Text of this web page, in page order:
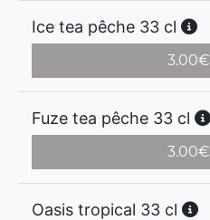
Ice tea pêche 33 cl
3.00€
Fuze tea pêche 33 cl
3.00€
Oasis tropical 33 cl